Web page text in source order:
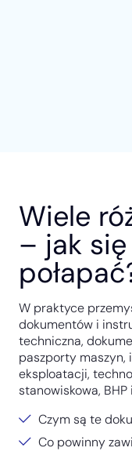
Wiele
– jak
W praktyce
dokumentów i
techniczna,
paszporty maszyn,
eksploatacji,
stanowiskowa, BHP
Czym są te
Co powinny